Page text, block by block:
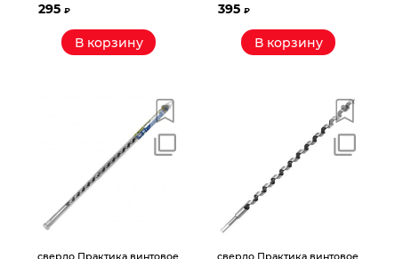
295₽
В корзину
395₽
В корзину
сверло Практика винтовое
сверло Практика винтовое